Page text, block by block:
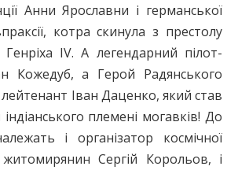
Анни Ярославни і германської
котра скинула з престолу
Генріха IV. А легендарний пілот-
Кожедуб, а Герой Радянського
Іван Даценко, який став
племені могавків! До
і організатор космічної
житомирянин Сергій Корольов, і